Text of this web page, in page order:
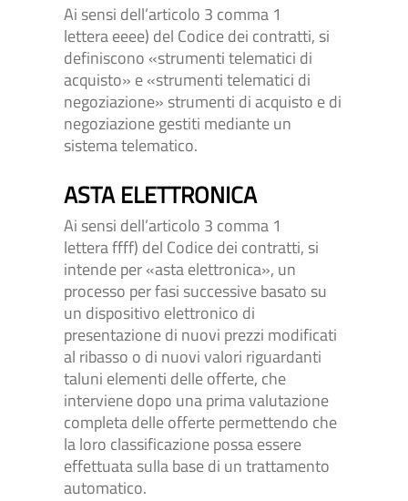
Ai sensi dell’articolo 3 comma 1
lettera eeee) del Codice dei contratti, si
definiscono «strumenti telematici di
acquisto» e «strumenti telematici di
negoziazione» strumenti di acquisto e di
negoziazione gestiti mediante un
sistema telematico.
ASTA ELETTRONICA
Ai sensi dell’articolo 3 comma 1
lettera ffff) del Codice dei contratti, si
intende per «asta elettronica», un
processo per fasi successive basato su
un dispositivo elettronico di
presentazione di nuovi prezzi modificati
al ribasso o di nuovi valori riguardanti
taluni elementi delle offerte, che
interviene dopo una prima valutazione
completa delle offerte permettendo che
la loro classificazione possa essere
effettuata sulla base di un trattamento
automatico.